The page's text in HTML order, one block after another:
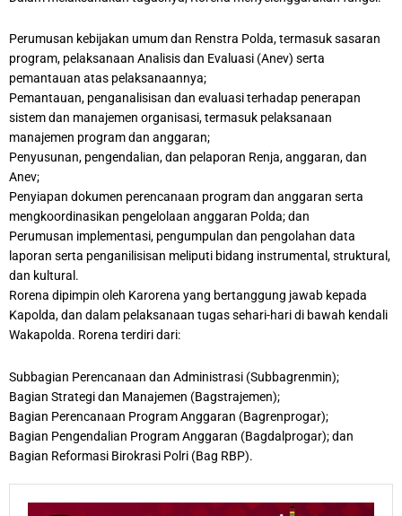
Perumusan kebijakan umum dan Renstra Polda, termasuk sasaran
program, pelaksanaan Analisis dan Evaluasi (Anev) serta
pemantauan atas pelaksanaannya;
Pemantauan, penganalisisan dan evaluasi terhadap penerapan
sistem dan manajemen organisasi, termasuk pelaksanaan
manajemen program dan anggaran;
Penyusunan, pengendalian, dan pelaporan Renja, anggaran, dan
Anev;
Penyiapan dokumen perencanaan program dan anggaran serta
mengkoordinasikan pengelolaan anggaran Polda; dan
Perumusan implementasi, pengumpulan dan pengolahan data
laporan serta penganilisisan meliputi bidang instrumental, struktural,
dan kultural.
Rorena dipimpin oleh Karorena yang bertanggung jawab kepada
Kapolda, dan dalam pelaksanaan tugas sehari-hari di bawah kendali
Wakapolda. Rorena terdiri dari:
Subbagian Perencanaan dan Administrasi (Subbagrenmin);
Bagian Strategi dan Manajemen (Bagstrajemen);
Bagian Perencanaan Program Anggaran (Bagrenprogar);
Bagian Pengendalian Program Anggaran (Bagdalprogar); dan
Bagian Reformasi Birokrasi Polri (Bag RBP).